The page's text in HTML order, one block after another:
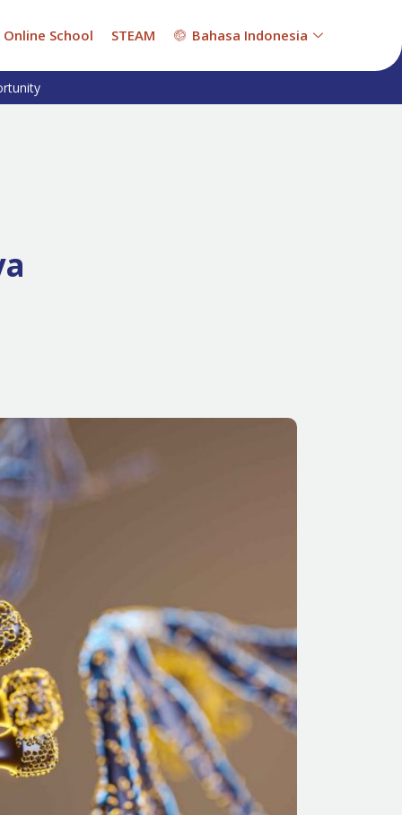
Online School STEAM Bahasa Indonesia